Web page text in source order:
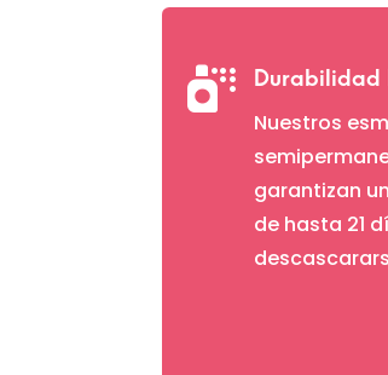
 Durabilidad
Nuestros
garantizan
de hasta 21